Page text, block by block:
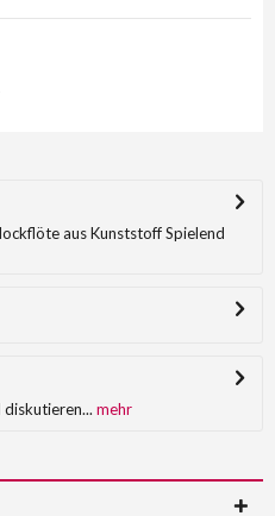
aus Kunststoff Spielend
diskutieren... mehr